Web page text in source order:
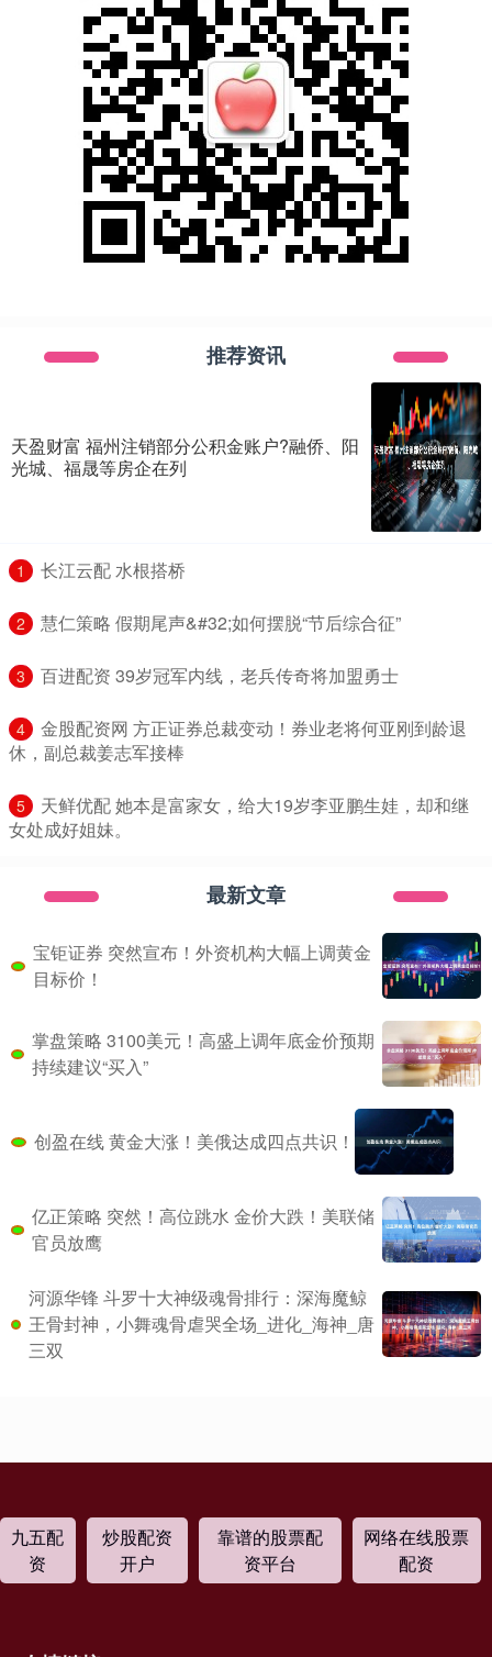
推荐资讯
天盈财富 福州注销部分公积金账户?融侨、阳
光城、福晟等房企在列
1 ​长江云配 水根搭桥
2 ​慧仁策略 假期尾声&#32;如何摆脱“节后综合征”
3 ​百进配资 39岁冠军内线，老兵传奇将加盟勇士
4
​金股配资网 方正证券总裁变动！券业老将何亚刚到龄退
休，副总裁姜志军接棒
5
​天鲜优配 她本是富家女，给大19岁李亚鹏生娃，却和继
女处成好姐妹。
最新文章
宝钜证券 突然宣布！外资机构大幅上调黄金
目标价！
掌盘策略 3100美元！高盛上调年底金价预期
持续建议“买入”
创盈在线 黄金大涨！美俄达成四点共识！
亿正策略 突然！高位跳水 金价大跌！美联储
官员放鹰
河源华锋 斗罗十大神级魂骨排行：深海魔鲸
王骨封神，小舞魂骨虐哭全场_进化_海神_唐
三双
九五配
资
炒股配资
开户
靠谱的股票配
资平台
网络在线股票
配资